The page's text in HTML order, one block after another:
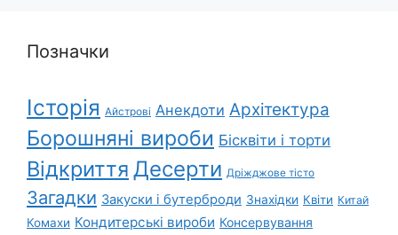
Позначки
Історія Айстрові Анекдоти Архітектура
Борошняні вироби Бісквіти і торти
Відкриття Десерти Дріжджове тісто
Загадки Закуски і бутерброди Знахідки Квіти Китай
Комахи Кондитерські вироби Консервування